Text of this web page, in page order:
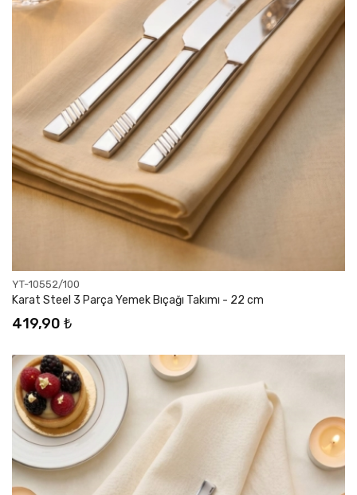
YT-10552/100
Karat Steel 3 Parça Yemek Bıçağı Takımı - 22 cm
419,90 ₺